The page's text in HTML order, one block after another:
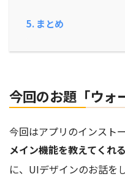
5. まとめ
今回のお題「ウォ
今回はアプリのインスト
メイン機能を教えてくれる
に、UIデザインのお話を